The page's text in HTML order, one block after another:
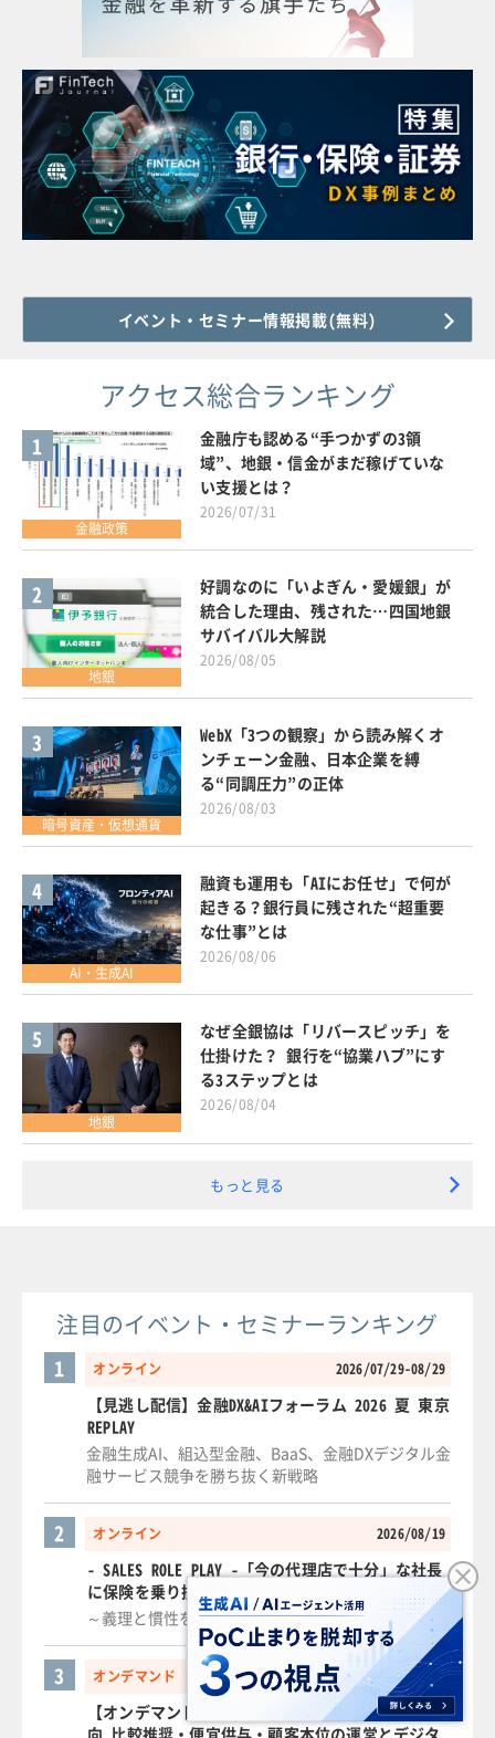
イベント・セミナー情報掲載(無料)
アクセス総合ランキング
1
金融政策
金融庁も認める“手つかずの3領
域”、地銀・信金がまだ稼げていな
い支援とは？
2026/07/31
2
地銀
好調なのに「いよぎん・愛媛銀」が
統合した理由、残された…四国地銀
サバイバル大解説
2026/08/05
3
暗号資産・仮想通貨
WebX「3つの観察」から読み解くオ
ンチェーン金融、日本企業を縛
る“同調圧力”の正体
2026/08/03
4
AI・生成AI
融資も運用も「AIにお任せ」で何が
起きる？銀行員に残された“超重要
な仕事”とは
2026/08/06
5
地銀
なぜ全銀協は「リバースピッチ」を
仕掛けた？ 銀行を“協業ハブ”にす
る3ステップとは
2026/08/04
もっと見る
注目のイベント・セミナーランキング
オンライン 2026/07/29-08/29
1
【見逃し配信】金融DX&AIフォーラム 2026 夏 東京
REPLAY
金融生成AI、組込型金融、BaaS、金融DXデジタル金
融サービス競争を勝ち抜く新戦略
オンライン 2026/08/19
2
- SALES ROLE PLAY -「今の代理店で十分」な社長
に保険を乗り換えさせよ！
～義理と慣性を突破する"法人損保"AIロープレ～
オンデマンド 2025/12/16-09/25
3
【オンデマンド】保険業法改正と金融行政の最新動
向 比較推奨・便宜供与・顧客本位の運営とデジタ